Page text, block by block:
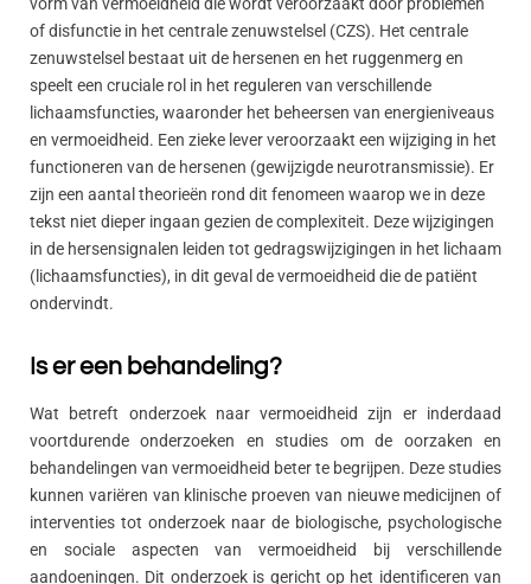
vorm van vermoeidheid die wordt veroorzaakt door problemen
of disfunctie in het centrale zenuwstelsel (CZS). Het centrale
zenuwstelsel bestaat uit de hersenen en het ruggenmerg en
speelt een cruciale rol in het reguleren van verschillende
lichaamsfuncties, waaronder het beheersen van energieniveaus
en vermoeidheid. Een zieke lever veroorzaakt een wijziging in het
functioneren van de hersenen (gewijzigde neurotransmissie). Er
zijn een aantal theorieën rond dit fenomeen waarop we in deze
tekst niet dieper ingaan gezien de complexiteit. Deze wijzigingen
in de hersensignalen leiden tot gedragswijzigingen in het lichaam
(lichaamsfuncties), in dit geval de vermoeidheid die de patiënt
ondervindt.
Is er een behandeling?
Wat betreft onderzoek naar vermoeidheid zijn er inderdaad
voortdurende onderzoeken en studies om de oorzaken en
behandelingen van vermoeidheid beter te begrijpen. Deze studies
kunnen variëren van klinische proeven van nieuwe medicijnen of
interventies tot onderzoek naar de biologische, psychologische
en sociale aspecten van vermoeidheid bij verschillende
aandoeningen. Dit onderzoek is gericht op het identificeren van